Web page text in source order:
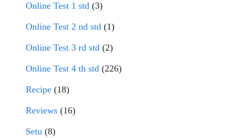
Online Test 1 std (3)
Online Test 2 nd std (1)
Online Test 3 rd std (2)
Online Test 4 th std (226)
Recipe (18)
Reviews (16)
Setu (8)